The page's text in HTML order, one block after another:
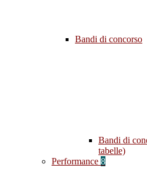
Bandi di concorso
Bandi di
tabelle)
Performance 8